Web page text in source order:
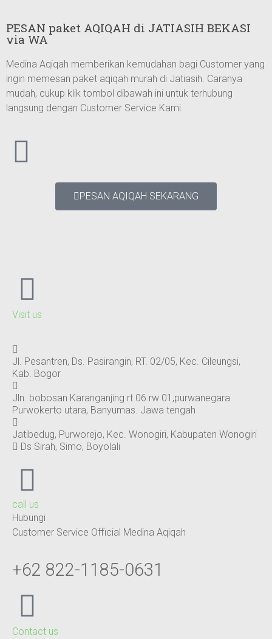
PESAN paket AQIQAH di JATIASIH BEKASI
via WA
Medina Aqiqah memberikan kemudahan bagi Customer yang
ingin memesan paket aqiqah murah di Jatiasih. Caranya
mudah, cukup klik tombol dibawah ini untuk terhubung
langsung dengan Customer Service Kami
PESAN AQIQAH SEKARANG
Visit us
Jl. Pesantren, Ds. Pasirangin, RT. 02/05, Kec. Cileungsi,
Kab. Bogor
Jln. bobosan Karanganjing rt 06 rw 01,purwanegara
Purwokerto utara, Banyumas. Jawa tengah
Jatibedug, Purworejo, Kec. Wonogiri, Kabupaten Wonogiri
Ds Sirah, Simo, Boyolali
call us
Hubungi
Customer Service Official Medina Aqiqah
+62 822-1185-0631
Contact us